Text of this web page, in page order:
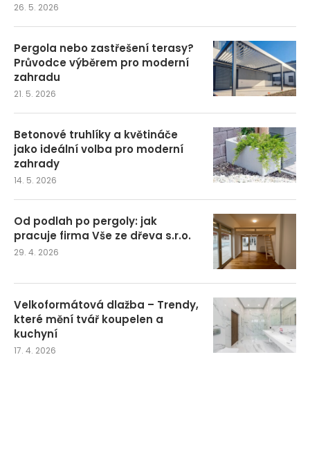
26. 5. 2026
Pergola nebo zastřešení terasy?
Průvodce výběrem pro moderní
zahradu
21. 5. 2026
Betonové truhlíky a květináče
jako ideální volba pro moderní
zahrady
14. 5. 2026
Od podlah po pergoly: jak
pracuje firma Vše ze dřeva s.r.o.
29. 4. 2026
Velkoformátová dlažba – Trendy,
které mění tvář koupelen a
kuchyní
17. 4. 2026